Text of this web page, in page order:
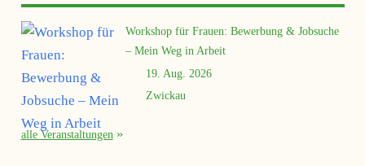
Workshop für Frauen: Bewerbung & Jobsuche
– Mein Weg in Arbeit
19. Aug. 2026
Zwickau
alle Veranstaltungen